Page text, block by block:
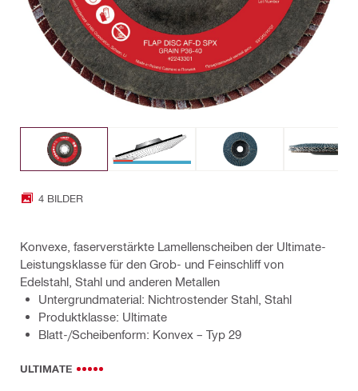
4 BILDER
Konvexe, faserverstärkte Lamellenscheiben der Ultimate-
Leistungsklasse für den Grob- und Feinschliff von
Edelstahl, Stahl und anderen Metallen
Untergrundmaterial: Nichtrostender Stahl, Stahl
Produktklasse: Ultimate
Blatt-/Scheibenform: Konvex – Typ 29
ULTIMATE